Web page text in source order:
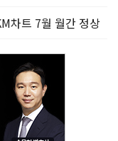
차트 7월 월간 정상